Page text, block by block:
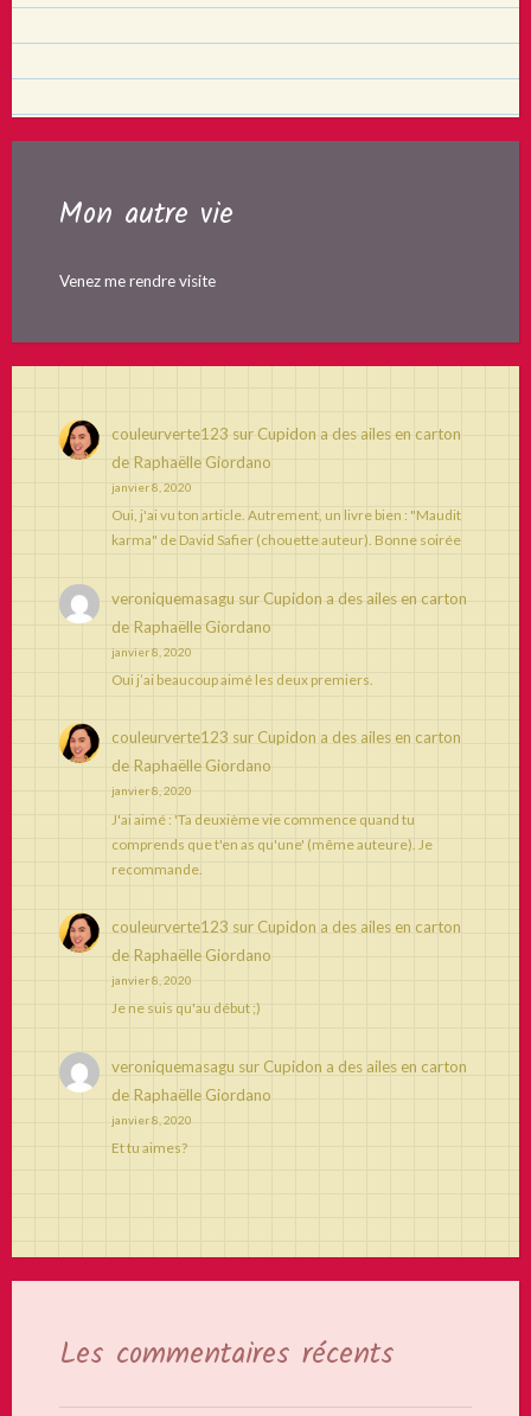
Mon autre vie
Venez me rendre visite
couleurverte123 sur Cupidon a des ailes en carton
de Raphaëlle Giordano
janvier 8, 2020
Oui, j'ai vu ton article. Autrement, un livre bien : "Maudit
karma" de David Safier (chouette auteur). Bonne soirée
veroniquemasagu sur Cupidon a des ailes en carton
de Raphaëlle Giordano
janvier 8, 2020
Oui j’ai beaucoup aimé les deux premiers.
couleurverte123 sur Cupidon a des ailes en carton
de Raphaëlle Giordano
janvier 8, 2020
J'ai aimé : 'Ta deuxième vie commence quand tu
comprends que t'en as qu'une' (même auteure). Je
recommande.
couleurverte123 sur Cupidon a des ailes en carton
de Raphaëlle Giordano
janvier 8, 2020
Je ne suis qu'au début ;)
veroniquemasagu sur Cupidon a des ailes en carton
de Raphaëlle Giordano
janvier 8, 2020
Et tu aimes?
Les commentaires récents